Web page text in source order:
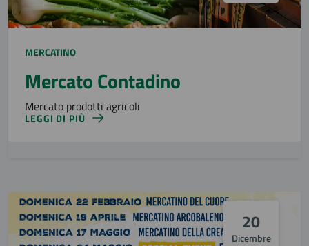
MERCATINO
Mercato Contadino
Mercato prodotti agricoli
LEGGI DI PIÙ
20
Dicembre